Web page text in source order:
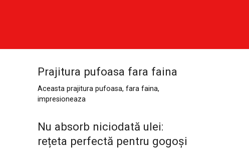
Prajitura pufoasa fara faina
Aceasta prajitura pufoasa, fara faina,
impresioneaza
Nu absorb niciodată ulei:
rețeta perfectă pentru gogoși